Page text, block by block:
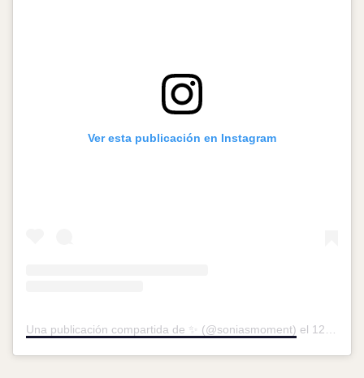
Ver esta publicación en Instagram
Una publicación compartida de ✨ (@soniasmoment) el 12 Nov, 2019 a las 10:01 PST